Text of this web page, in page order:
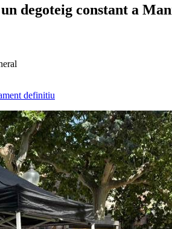
degoteig constant a
definitiu